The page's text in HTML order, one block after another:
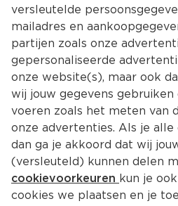
Wilhelmina Zwart
versleutelde
mailadres en
partijen zoals onze
gepersonaliseerde
onze website(s), maar ook
wij jouw gegevens gebruiken
voeren zoals het meten van
onze advertenties. Als je
dan ga je akkoord dat wij
(versleuteld) kunnen delen
cookievoorkeuren kun je
cookies we plaatsen en je